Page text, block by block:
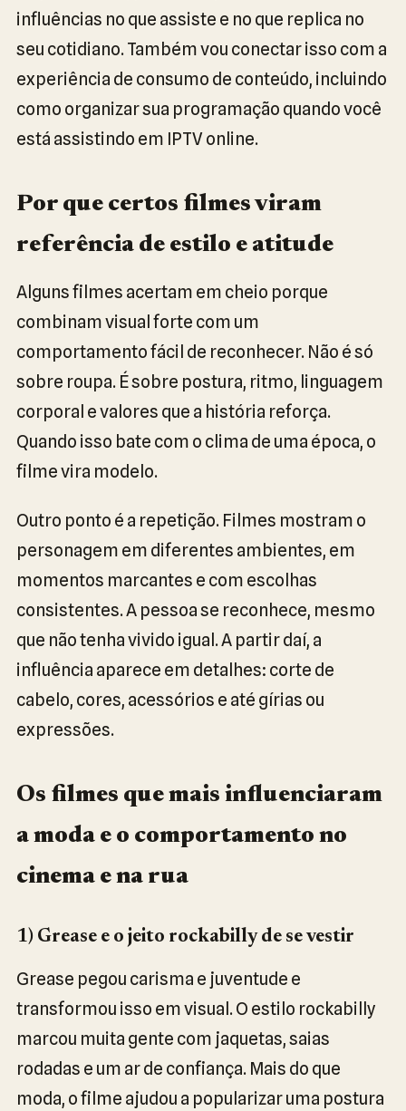
influências no que assiste e no que replica no
seu cotidiano. Também vou conectar isso com a
experiência de consumo de conteúdo, incluindo
como organizar sua programação quando você
está assistindo em IPTV online.
Por que certos filmes viram
referência de estilo e atitude
Alguns filmes acertam em cheio porque
combinam visual forte com um
comportamento fácil de reconhecer. Não é só
sobre roupa. É sobre postura, ritmo, linguagem
corporal e valores que a história reforça.
Quando isso bate com o clima de uma época, o
filme vira modelo.
Outro ponto é a repetição. Filmes mostram o
personagem em diferentes ambientes, em
momentos marcantes e com escolhas
consistentes. A pessoa se reconhece, mesmo
que não tenha vivido igual. A partir daí, a
influência aparece em detalhes: corte de
cabelo, cores, acessórios e até gírias ou
expressões.
Os filmes que mais influenciaram
a moda e o comportamento no
cinema e na rua
1) Grease e o jeito rockabilly de se vestir
Grease pegou carisma e juventude e
transformou isso em visual. O estilo rockabilly
marcou muita gente com jaquetas, saias
rodadas e um ar de confiança. Mais do que
moda, o filme ajudou a popularizar uma postura